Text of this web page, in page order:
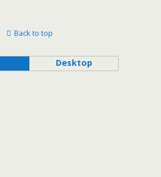
Back to top
Desktop